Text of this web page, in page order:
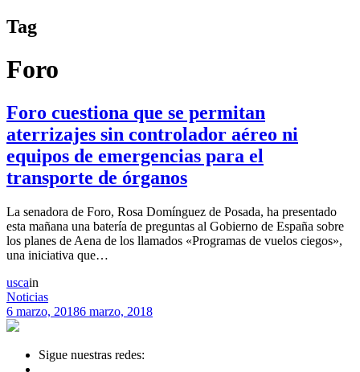
Tag
Foro
Foro cuestiona que se permitan
aterrizajes sin controlador aéreo ni
equipos de emergencias para el
transporte de órganos
La senadora de Foro, Rosa Domínguez de Posada, ha presentado
esta mañana una batería de preguntas al Gobierno de España sobre
los planes de Aena de los llamados «Programas de vuelos ciegos»,
una iniciativa que…
uscain
Noticias
6 marzo, 20186 marzo, 2018
Sigue nuestras redes: